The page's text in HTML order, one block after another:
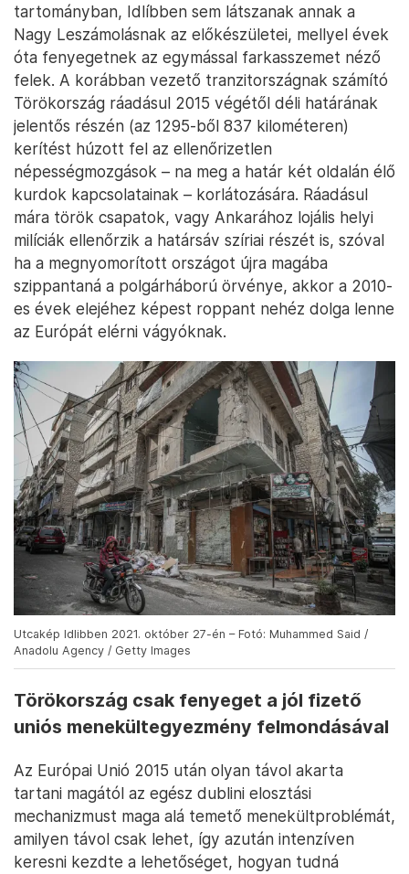
tartományban, Idlíbben sem látszanak annak a
Nagy Leszámolásnak az előkészületei, mellyel évek
óta fenyegetnek az egymással farkasszemet néző
felek. A korábban vezető tranzitországnak számító
Törökország ráadásul 2015 végétől déli határának
jelentős részén (az 1295-ből 837 kilométeren)
kerítést húzott fel az ellenőrizetlen
népességmozgások – na meg a határ két oldalán élő
kurdok kapcsolatainak – korlátozására. Ráadásul
mára török csapatok, vagy Ankarához lojális helyi
milíciák ellenőrzik a határsáv szíriai részét is, szóval
ha a megnyomorított országot újra magába
szippantaná a polgárháború örvénye, akkor a 2010-
es évek elejéhez képest roppant nehéz dolga lenne
az Európát elérni vágyóknak.
Utcakép Idlibben 2021. október 27-én – Fotó: Muhammed Said /
Anadolu Agency / Getty Images
Törökország csak fenyeget a jól fizető
uniós menekültegyezmény felmondásával
Az Európai Unió 2015 után olyan távol akarta
tartani magától az egész dublini elosztási
mechanizmust maga alá temető menekültproblémát,
amilyen távol csak lehet, így azután intenzíven
keresni kezdte a lehetőséget, hogyan tudná